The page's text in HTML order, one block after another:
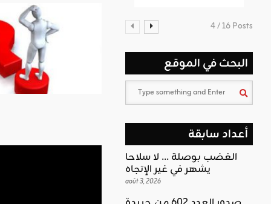
4 / 16 Posts
البحث في الموقع
أعداد سابقة
الغضب بوصلة … لا سلاحا
يشهر في غير الإتجاه
août 3, 2026